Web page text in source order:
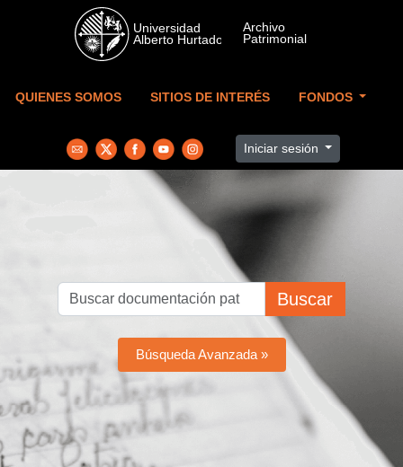
Skip to main content
QUIENES SOMOS SITIOS DE INTERÉS FONDOS
Iniciar sesión
Buscar
Búsqueda Avanzada »